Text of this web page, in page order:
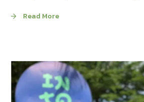
Read More